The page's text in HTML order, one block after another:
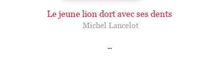
Le jeune lion dort avec ses dents
Michel Lancelot
...